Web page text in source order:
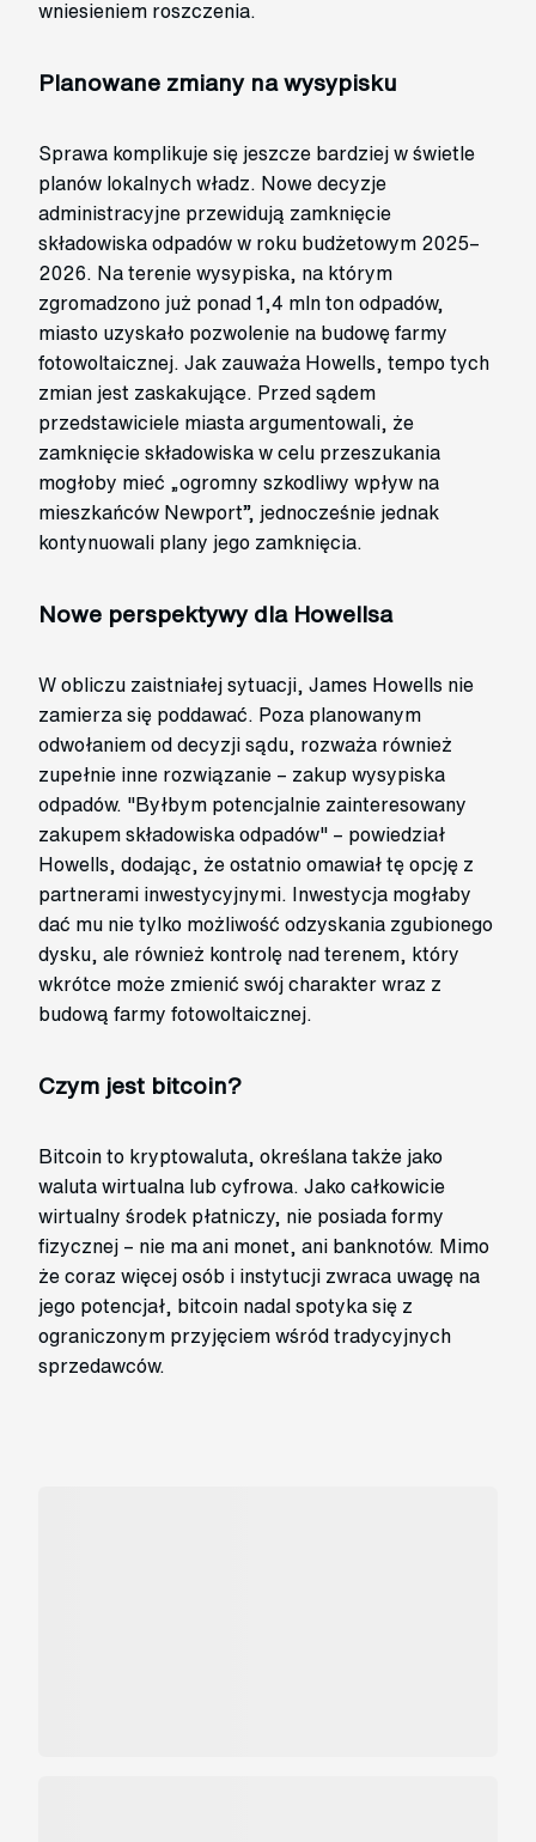
wniesieniem roszczenia.
Planowane zmiany na wysypisku
Sprawa komplikuje się jeszcze bardziej w świetle
planów lokalnych władz. Nowe decyzje
administracyjne przewidują zamknięcie
składowiska odpadów w roku budżetowym 2025–
2026. Na terenie wysypiska, na którym
zgromadzono już ponad 1,4 mln ton odpadów,
miasto uzyskało pozwolenie na budowę farmy
fotowoltaicznej. Jak zauważa Howells, tempo tych
zmian jest zaskakujące. Przed sądem
przedstawiciele miasta argumentowali, że
zamknięcie składowiska w celu przeszukania
mogłoby mieć „ogromny szkodliwy wpływ na
mieszkańców Newport”, jednocześnie jednak
kontynuowali plany jego zamknięcia.
Nowe perspektywy dla Howellsa
W obliczu zaistniałej sytuacji, James Howells nie
zamierza się poddawać. Poza planowanym
odwołaniem od decyzji sądu, rozważa również
zupełnie inne rozwiązanie – zakup wysypiska
odpadów. "Byłbym potencjalnie zainteresowany
zakupem składowiska odpadów" – powiedział
Howells, dodając, że ostatnio omawiał tę opcję z
partnerami inwestycyjnymi. Inwestycja mogłaby
dać mu nie tylko możliwość odzyskania zgubionego
dysku, ale również kontrolę nad terenem, który
wkrótce może zmienić swój charakter wraz z
budową farmy fotowoltaicznej.
Czym jest bitcoin?
Bitcoin to kryptowaluta, określana także jako
waluta wirtualna lub cyfrowa. Jako całkowicie
wirtualny środek płatniczy, nie posiada formy
fizycznej – nie ma ani monet, ani banknotów. Mimo
że coraz więcej osób i instytucji zwraca uwagę na
jego potencjał, bitcoin nadal spotyka się z
ograniczonym przyjęciem wśród tradycyjnych
sprzedawców.